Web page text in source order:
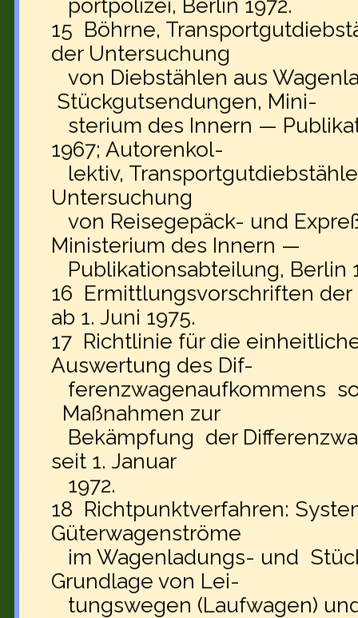
portpolizei, Berlin 1972.
15 Böhrne,
der Untersuchung
von Diebstählen aus
Stückgutsendungen, Mini-
sterium des Innern —
1967; Autorenkol-
lektiv,
Untersuchung
von Reisegepäck- und
Ministerium des Innern —
Publikationsabteilung, Berlin
16 Ermittlungsvorschriften der
ab 1. Juni 1975.
17 Richtlinie für die
Auswertung des Dif-
ferenzwagenaufkommens
Maßnahmen zur
Bekämpfung der
seit 1. Januar
1972.
18 Richtpunktverfahren:
Güterwagenströme
im Wagenladungs- und
Grundlage von Lei-
tungswegen (Laufwagen)